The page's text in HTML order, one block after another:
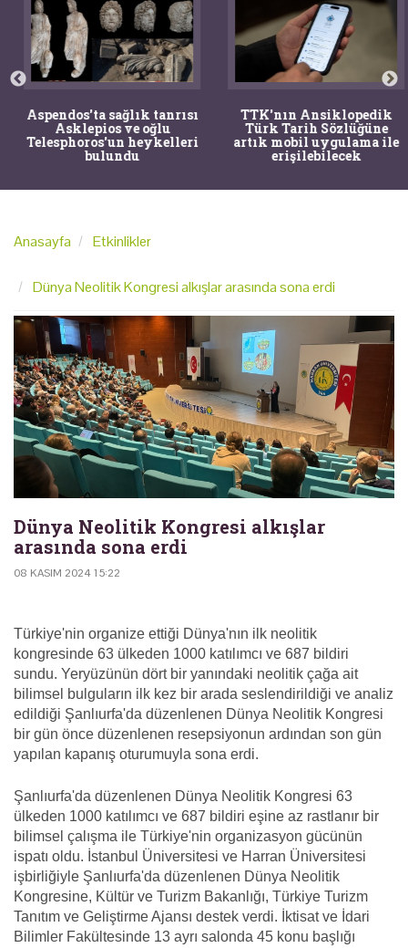
Aspendos'ta sağlık tanrısı
Asklepios ve oğlu
Telesphoros'un heykelleri
bulundu
TTK'nın Ansiklopedik
Türk Tarih Sözlüğüne
artık mobil uygulama ile
erişilebilecek
Anasayfa Etkinlikler
Dünya Neolitik Kongresi alkışlar arasında sona erdi
Dünya Neolitik Kongresi alkışlar
arasında sona erdi
08 KASIM 2024 15:22
Türkiye'nin organize ettiği Dünya'nın ilk neolitik
kongresinde 63 ülkeden 1000 katılımcı ve 687 bildiri
sundu. Yeryüzünün dört bir yanındaki neolitik çağa ait
bilimsel bulguların ilk kez bir arada seslendirildiği ve analiz
edildiği Şanlıurfa'da düzenlenen Dünya Neolitik Kongresi
bir gün önce düzenlenen resepsiyonun ardından son gün
yapılan kapanış oturumuyla sona erdi.
Şanlıurfa'da düzenlenen Dünya Neolitik Kongresi 63
ülkeden 1000 katılımcı ve 687 bildiri eşine az rastlanır bir
bilimsel çalışma ile Türkiye'nin organizasyon gücünün
ispatı oldu. İstanbul Üniversitesi ve Harran Üniversitesi
işbirliğiyle Şanlıurfa'da düzenlenen Dünya Neolitik
Kongresine, Kültür ve Turizm Bakanlığı, Türkiye Turizm
Tanıtım ve Geliştirme Ajansı destek verdi. İktisat ve İdari
Bilimler Fakültesinde 13 ayrı salonda 45 konu başlığı